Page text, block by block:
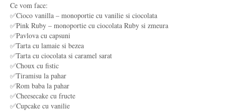
Ce vom face:
✅Cioco vanilla – monoportie cu vanilie si ciocolata
✅Pink Ruby – monoportie cu ciocolata Ruby si zmeura
✅Pavlova cu capsuni
✅Tarta cu lamaie si bezea
✅Tarta cu ciocolata si caramel sarat
✅Choux cu fistic
✅Tiramisu la pahar
✅Rom baba la pahar
✅Cheesecake cu fructe
✅Cupcake cu vanilie